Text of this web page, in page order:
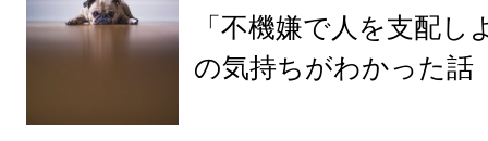
「不機嫌で人を支配し
の気持ちがわかった話